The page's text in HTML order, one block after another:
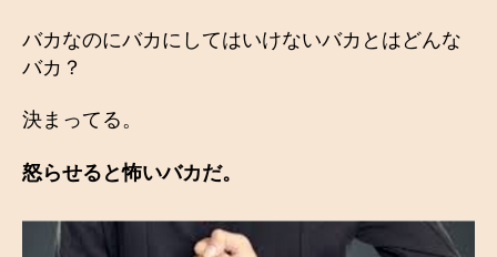
バカなのにバカにしてはいけないバカとはどんな
バカ？
決まってる。
怒らせると怖いバカだ。